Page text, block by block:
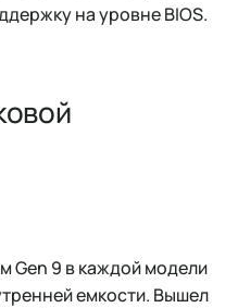
на уровне BIOS.
Gen 9 в каждой модели
емкости. Вышел